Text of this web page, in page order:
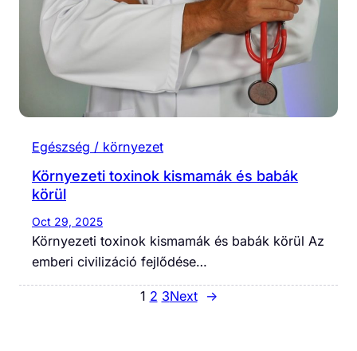
Egészség / környezet
Környezeti toxinok kismamák és babák
körül
Oct 29, 2025
Környezeti toxinok kismamák és babák körül Az
emberi civilizáció fejlődése…
1 2 3Next →